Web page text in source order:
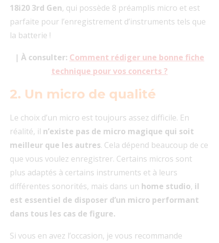
18i20 3rd Gen, qui possède 8 préamplis micro et est
parfaite pour l’enregistrement d’instruments tels que
la batterie !
| À consulter: Comment rédiger une bonne fiche
technique pour vos concerts ?
2. Un micro de qualité
Le choix d’un micro est toujours assez difficile. En
réalité, il n’existe pas de micro magique qui soit
meilleur que les autres. Cela dépend beaucoup de ce
que vous voulez enregistrer. Certains micros sont
plus adaptés à certains instruments et à leurs
différentes sonorités, mais dans un home studio, il
est essentiel de disposer d’un micro performant
dans tous les cas de figure.
Si vous en avez l’occasion, je vous recommande